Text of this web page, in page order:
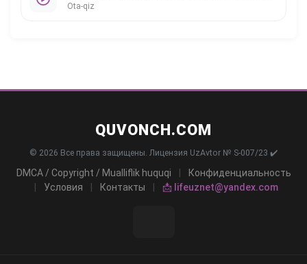
Ota-qiz
QUVONCH.COM
© 2026 Все права защищены. Лицензия UzAvtor № S-007/23 ✔️
DMCA / Copyright / Mualliflik huquqi
Конфиденциальность
Условия Контакты 📩 lifeuznet@yandex.com